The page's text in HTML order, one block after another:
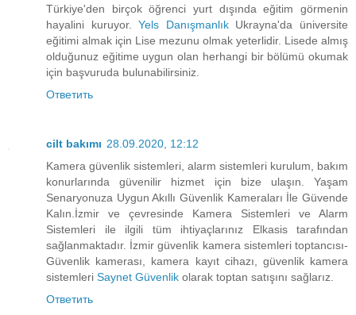
Türkiye'den birçok öğrenci yurt dışında eğitim görmenin
hayalini kuruyor.Yels DanışmanlıkUkrayna'da üniversite
eğitimi almak için Lise mezunu olmak yeterlidir. Lisede almış
olduğunuz eğitime uygun olan herhangi bir bölümü okumak
için başvuruda bulunabilirsiniz.
Ответить
cilt bakımı 28.09.2020, 12:12
Kamera güvenlik sistemleri, alarm sistemleri kurulum, bakım
konurlarında güvenilir hizmet için bize ulaşın. Yaşam
Senaryonuza Uygun Akıllı Güvenlik Kameraları İle Güvende
Kalın.İzmir ve çevresinde Kamera Sistemleri ve Alarm
Sistemleri ile ilgili tüm ihtiyaçlarınız Elkasis tarafından
sağlanmaktadır. İzmir güvenlik kamera sistemleri toptancısı-
Güvenlik kamerası, kamera kayıt cihazı, güvenlik kamera
sistemleri Saynet Güvenlik olarak toptan satışını sağlarız.
Ответить